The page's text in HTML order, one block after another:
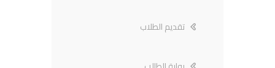
تقديم الطلاب